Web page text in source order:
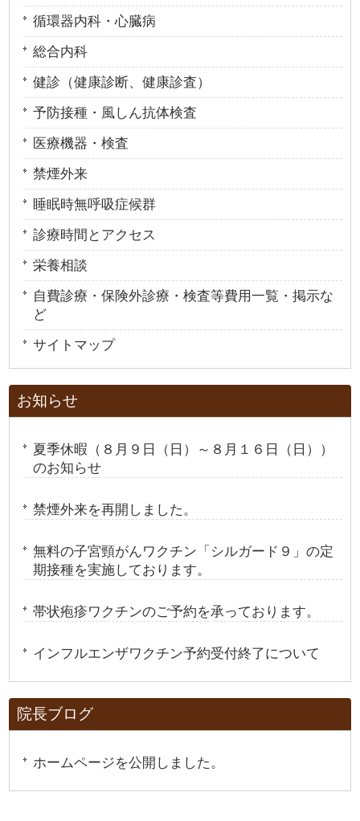
循環器内科・心臓病
総合内科
健診（健康診断、健康診査）
予防接種・風しん抗体検査
医療機器・検査
禁煙外来
睡眠時無呼吸症候群
診療時間とアクセス
栄養相談
自費診療・保険外診療・検査等費用一覧・掲示な
ど
サイトマップ
お知らせ
夏季休暇（８月９日（日）～８月１６日（日））
のお知らせ
禁煙外来を再開しました。
無料の子宮頸がんワクチン「シルガード９」の定
期接種を実施しております。
帯状疱疹ワクチンのご予約を承っております。
インフルエンザワクチン予約受付終了について
院長ブログ
ホームページを公開しました。